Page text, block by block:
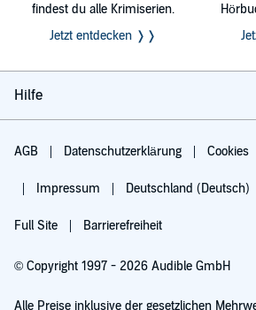
findest du alle Krimiserien.
Jetzt entdecken ❭❭
Hilfe
AGB Datenschutzerklärung Cookies
Impressum Deutschland (Deutsch)
Full Site Barrierefreiheit
© Copyright 1997 - 2026 Audible GmbH
Alle Preise inklusive der gesetzlichen